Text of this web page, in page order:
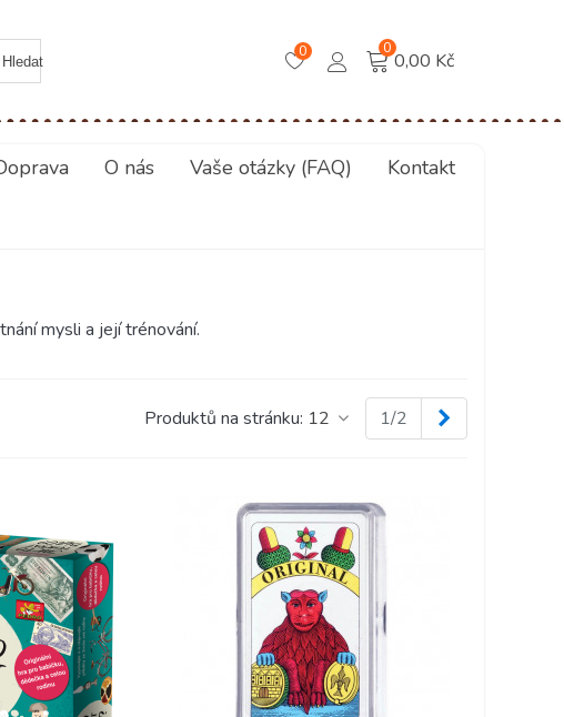
Hledat
0 0
0,00 Kč
O nás Vaše otázky (FAQ) Kontakt
mysli a její trénování.
Produktů na stránku: 12 1/2